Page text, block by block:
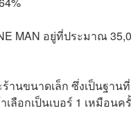
MAN อยู่ที่ประมาณ
านขนาดเล็ก ซึ่งเป็นฐานที่
ลือกเป็นเบอร์ 1 เหมือนค